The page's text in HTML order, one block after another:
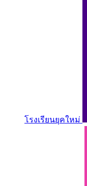
โรงเรียนยุคใหม่